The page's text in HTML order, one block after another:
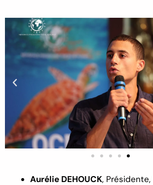
Aurélie DEHOUCK, Présidente,